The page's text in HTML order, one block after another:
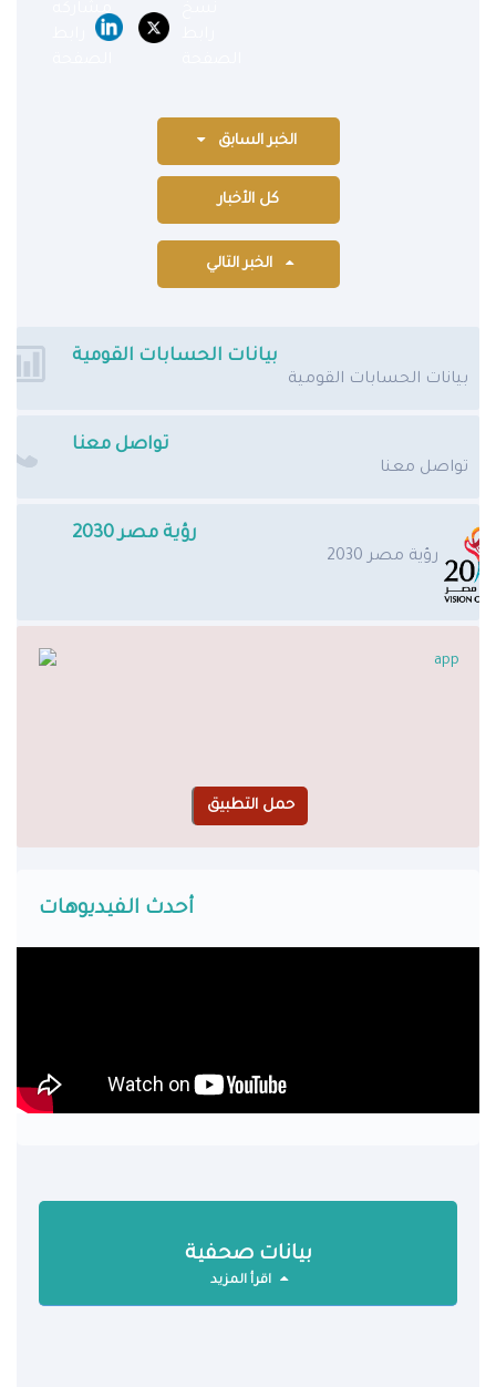
الخبر السابق
كل الأخبار
الخبر التالي
بيانات الحسابات القومية
بيانات الحسابات القومية
تواصل معنا
تواصل معنا
رؤية مصر 2030
رؤية مصر 2030
أحدث الفيديوهات
بيانات صحفية
اقرأ المزيد